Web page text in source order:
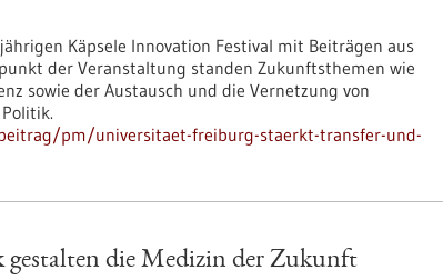
Käpsele Innovation Festival mit Beiträgen aus
der Veranstaltung standen Zukunftsthemen wie
sowie der Austausch und die Vernetzung von
pm/universitaet-freiburg-staerkt-transfer-und-
die Medizin der Zukunft